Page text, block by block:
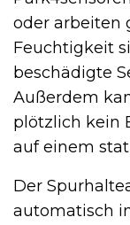
oder arbeiten
Feuchtigkeit
beschädigte
Außerdem
plötzlich kein
auf einem
Der
automatisch